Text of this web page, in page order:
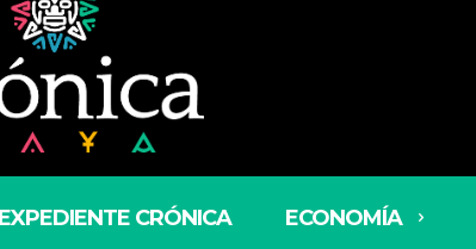
EXPEDIENTE CRÓNICA ECONOMÍA